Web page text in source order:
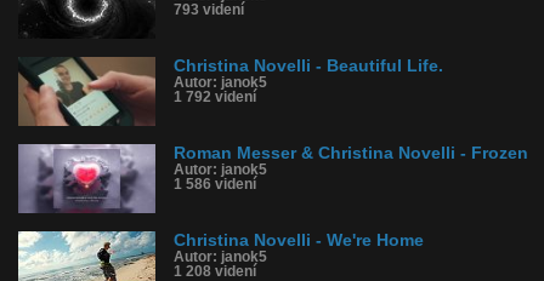
História sledovanosti videa:793 videní
Christina Novelli - Beautiful Life.
Autor: janok5
1 792 videní
Roman Messer & Christina Novelli - Frozen
Autor: janok5
1 586 videní
Christina Novelli - We're Home
Autor: janok5
1 208 videní